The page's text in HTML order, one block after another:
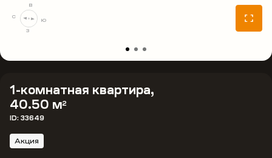
1-комнатная квартира,
40.50 м2
ID: 33649
Акция
С
В
Ю
З